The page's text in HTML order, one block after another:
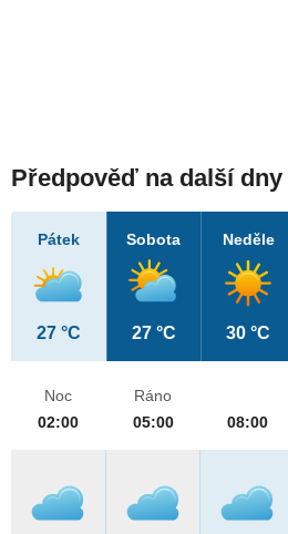
Předpověď na další dny
Pátek
27 °C
Sobota
27 °C
Neděle
30 °C
Noc
02:00
Ráno
05:00
08:00